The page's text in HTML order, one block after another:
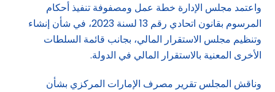
واعتمد مجلس الإدارة خطة عمل ومصفوفة تنفيذ أحكام
المرسوم بقانون اتحادي رقم 13 لسنة 2023، في شأن إنشاء
وتنظيم مجلس الاستقرار المالي، بجانب قائمة السلطات
الأخرى المعنية بالاستقرار المالي في الدولة.
وناقش المجلس تقرير مصرف الإمارات المركزي بشأن